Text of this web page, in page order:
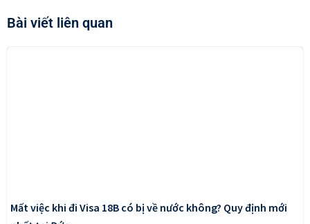
Bài viết liên quan
Mất việc khi đi Visa 18B có bị về nước không? Quy định mới